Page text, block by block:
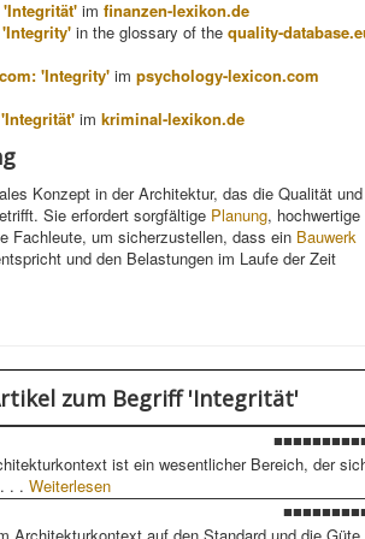
im finanzen-lexikon.de
in the glossary of the quality-
'Integrity' im psychology-lexicon.com
im kriminal-lexikon.de
Konzept in der Architektur, das die Qualität und
Sie erfordert sorgfältige Planung, hochwertige
Fachleute, um sicherzustellen, dass ein Bauwerk
und den Belastungen im Laufe der Zeit
zum Begriff 'Integrität'
ist ein wesentlicher Bereich, der
. . Weiterlesen